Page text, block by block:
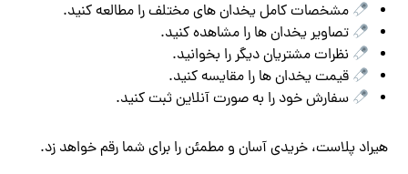
مشخصات کامل یخدان‌ های مختلف را مطالعه کنید.
تصاویر یخدان‌ ها را مشاهده کنید.
نظرات مشتریان دیگر را بخوانید.
قیمت یخدان‌ ها را مقایسه کنید.
سفارش خود را به صورت آنلاین ثبت کنید.
هیراد پلاست، خریدی آسان و مطمئن را برای شما رقم خواهد زد.